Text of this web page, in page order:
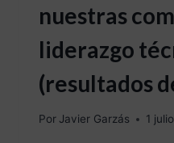
nuestras
liderazgo
(resultados
Por Javier Garzás 1